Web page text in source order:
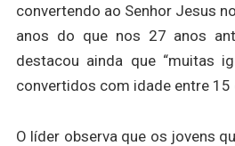
convertendo ao Senhor Jesus
anos do que nos 27 anos
destacou ainda que “muitas
convertidos com idade entre 15
O líder observa que os jovens